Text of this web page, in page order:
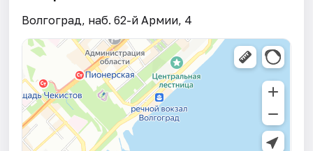
Волгоград, наб. 62-й Армии, 4